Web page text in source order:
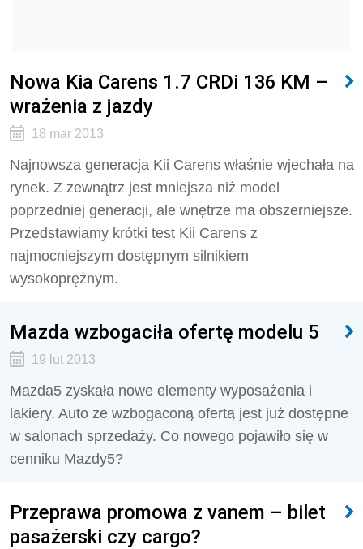
Nowa Kia Carens 1.7 CRDi 136 KM –
wrażenia z jazdy
18 mar 2013
Najnowsza generacja Kii Carens właśnie wjechała na
rynek. Z zewnątrz jest mniejsza niż model
poprzedniej generacji, ale wnętrze ma obszerniejsze.
Przedstawiamy krótki test Kii Carens z
najmocniejszym dostępnym silnikiem
wysokoprężnym.
Mazda wzbogaciła ofertę modelu 5
19 lut 2013
Mazda5 zyskała nowe elementy wyposażenia i
lakiery. Auto ze wzbogaconą ofertą jest już dostępne
w salonach sprzedaży. Co nowego pojawiło się w
cenniku Mazdy5?
Przeprawa promowa z vanem – bilet
pasażerski czy cargo?